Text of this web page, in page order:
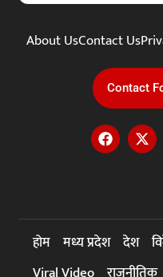
About UsContact Us
Contact
होम मध्य प्रदेश देश